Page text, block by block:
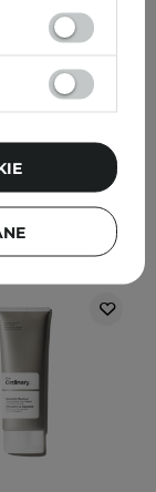
-
310
zł
KOSZYKA